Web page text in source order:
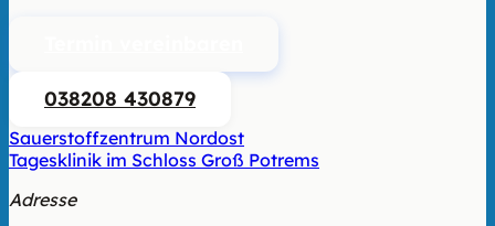
038208 430879
Sauerstoffzentrum Nordost
Tagesklinik im Schloss Groß Potrems
Adresse